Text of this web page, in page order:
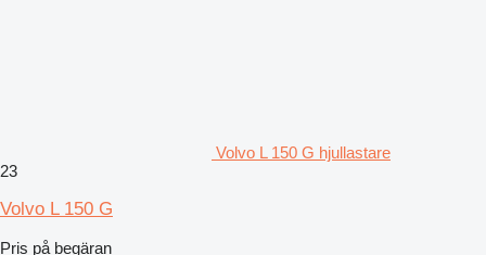
Volvo L 150 G hjullastare
23
Volvo L 150 G
Pris på begäran